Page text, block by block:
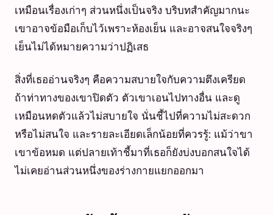
เหมือนเรื่องเก่าๆ ส่วนหนึ่งเป็นจริง บริบทสำคัญมากนะ
เขาอาจข้อมือเก็บไว้เพราะห้องเย็น และอาจสนใจจริงๆ
เย็นไม่ได้หมายความว่าปฏิเสธ
สิ่งที่เธออ่านจริงๆ คือความสบายใจกับความตึงเครียด
ถ้าท่าทางของเขาปิดตัว ตัวเขาเอนไปทางอื่น และดู
เหมือนหดตัวแล้วไม่สบายใจ นั่นชี้ไปที่ความไม่สะดวก
หรือไม่สนใจ และรายละเอียดเล็กน้อยที่ควรรู้: แม้ว่าขา
เขาข้อหมด แต่ปลายเท้าชี้มาที่เธอก็ยังบ่งบอกสนใจได้
ไม่เคยอ่านส่วนหนึ่งของร่างกายแยกออกมา